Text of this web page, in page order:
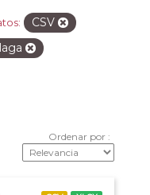
CSV
Ordenar por